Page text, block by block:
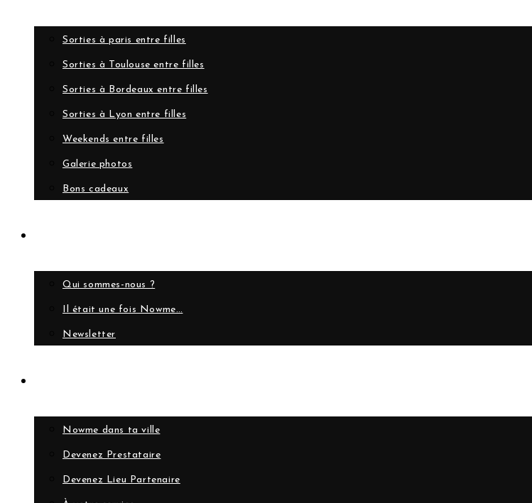
Sorties à paris entre filles
Sorties à Toulouse entre filles
Sorties à Bordeaux entre filles
Sorties à Lyon entre filles
Weekends entre filles
Galerie photos
Bons cadeaux
Qui sommes-nous ?
Il était une fois Nowme…
Newsletter
Nowme dans ta ville
Devenez Prestataire
Devenez Lieu Partenaire